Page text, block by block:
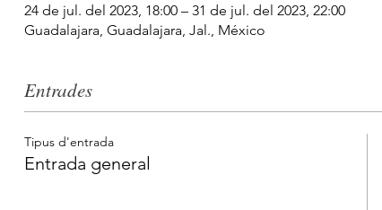
24 de jul. del 2023, 18:00 – 31 de jul. del 2023, 22:00
Guadalajara, Guadalajara, Jal., México
Entrades
Tipus d'entrada
Entrada general